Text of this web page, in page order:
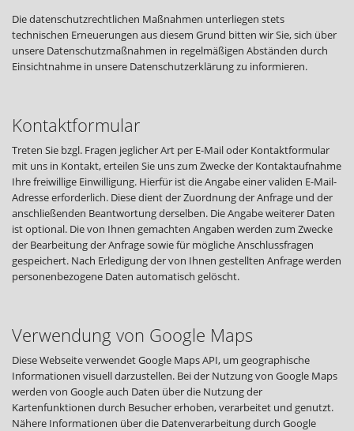
Die datenschutzrechtlichen Maßnahmen unterliegen stets
technischen Erneuerungen aus diesem Grund bitten wir Sie, sich über
unsere Datenschutzmaßnahmen in regelmäßigen Abständen durch
Einsichtnahme in unsere Datenschutzerklärung zu informieren.
Kontaktformular
Treten Sie bzgl. Fragen jeglicher Art per E-Mail oder Kontaktformular
mit uns in Kontakt, erteilen Sie uns zum Zwecke der Kontaktaufnahme
Ihre freiwillige Einwilligung. Hierfür ist die Angabe einer validen E-Mail-
Adresse erforderlich. Diese dient der Zuordnung der Anfrage und der
anschließenden Beantwortung derselben. Die Angabe weiterer Daten
ist optional. Die von Ihnen gemachten Angaben werden zum Zwecke
der Bearbeitung der Anfrage sowie für mögliche Anschlussfragen
gespeichert. Nach Erledigung der von Ihnen gestellten Anfrage werden
personenbezogene Daten automatisch gelöscht.
Verwendung von Google Maps
Diese Webseite verwendet Google Maps API, um geographische
Informationen visuell darzustellen. Bei der Nutzung von Google Maps
werden von Google auch Daten über die Nutzung der
Kartenfunktionen durch Besucher erhoben, verarbeitet und genutzt.
Nähere Informationen über die Datenverarbeitung durch Google